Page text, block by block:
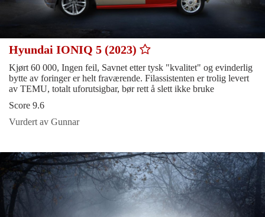
Hyundai IONIQ 5 (2023)
Kjørt 60 000, Ingen feil, Savnet etter tysk "kvalitet" og evinderlig
bytte av foringer er helt fraværende. Filassistenten er trolig levert
av TEMU, totalt uforutsigbar, bør rett å slett ikke bruke
Score 9.6
Vurdert av Gunnar